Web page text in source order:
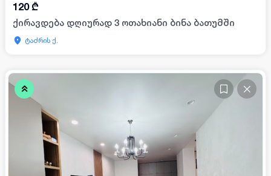
120 ₾
ქირავდება დღიურად 3 ოთახიანი ბინა ბათუმში
ტაძრის ქ.